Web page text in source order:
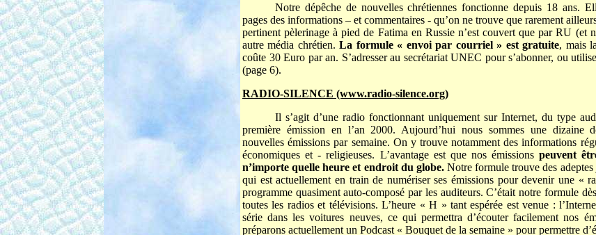
Notre dépêche de nouvelles chrétiennes fonctionne depuis 18 ans.
pages des informations – et commentaires - qu’on ne trouve que rarement
pertinent pèlerinage à pied de Fatima en Russie n’est couvert que par RU (et
autre média chrétien.La formule « envoi par courriel » est gratuite, mais
coûte 30 Euro par an. S’adresser au secrétariat UNEC pour s’abonner, ou
(page 6).
RADIO-SILENCE (www.radio-silence.org)
Il s’agit d’une radio fonctionnant uniquement sur Internet, du type
première émission en l’an 2000. Aujourd’hui nous sommes une dizaine
nouvelles émissions par semaine. On y trouve notamment des informations
économiques et - religieuses. L’avantage est que nos émissionspeuvent
n’importe quelle heure et endroit du globe.Notre formule trouve des
qui est actuellement en train de numériser ses émissions pour devenir une «
programme quasiment auto-composé par les auditeurs. C’était notre formule
toutes les radios et télévisions. L’heure « H » tant espérée est venue :
série dans les voitures neuves, ce qui permettra d’écouter facilement nos
préparons actuellement un Podcast « Bouquet de la semaine » pour permettre